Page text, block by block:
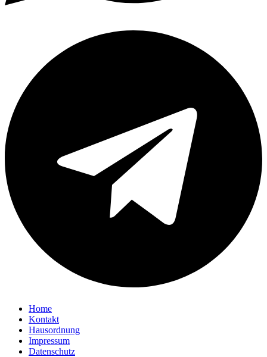
Main
Menu
Home
Kontakt
Hausordnung
Impressum
Datenschutz